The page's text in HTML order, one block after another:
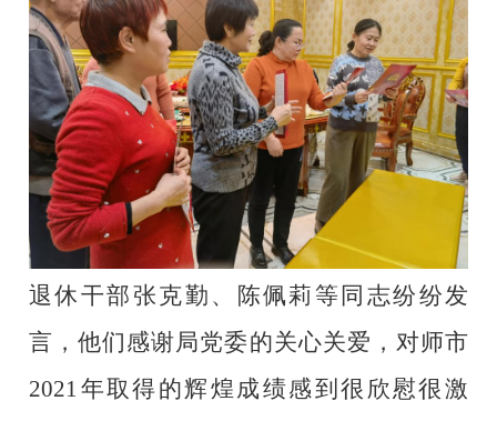
退休干部张克勤 、 陈佩莉等同志纷纷发
言，他们感谢局党委的关心关爱，对师市
2021年取得的辉煌成绩感到很欣慰很激